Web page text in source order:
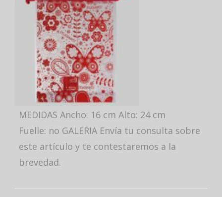
MEDIDAS Ancho: 16 cm Alto: 24 cm
Fuelle: no GALERIA Envía tu consulta sobre
este artículo y te contestaremos a la
brevedad.